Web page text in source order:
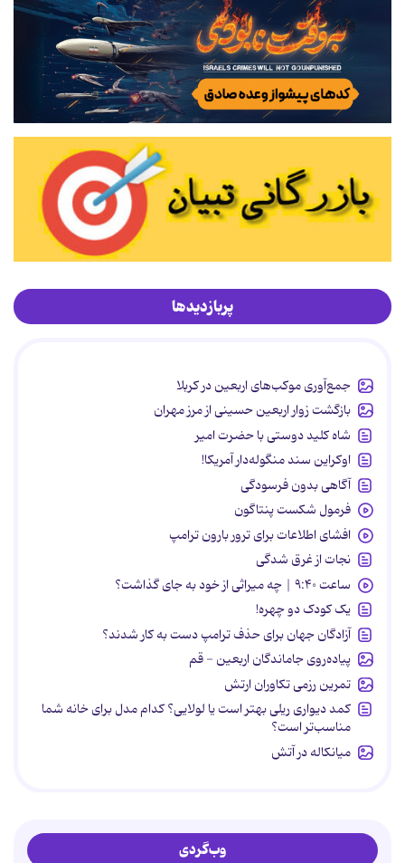
پربازدیدها
جمع‌آوری موکب‌های اربعین در کربلا
بازگشت زوار اربعین حسینی از مرز مهران
شاه کلید دوستی با حضرت امیر
اوکراین سند منگوله‌دار آمریکا!
آگاهی بدون فرسودگی
فرمول شکست پنتاگون
افشای اطلاعات برای ترور بارون ترامپ
نجات از غرق شدگی
ساعت ۹:۴۰ | چه میراثی از خود به جای گذاشت؟
یک کودک دو چهره!
آزادگان جهان برای حذف ترامپ دست به کار شدند؟
پیاده‌روی جاماندگان اربعین - قم
تمرین رزمی تکاوران ارتش
کمد دیواری ریلی بهتر است یا لولایی؟ کدام مدل برای خانه شما
مناسب‌تر است؟
میانکاله در آتش
وب‌گردی